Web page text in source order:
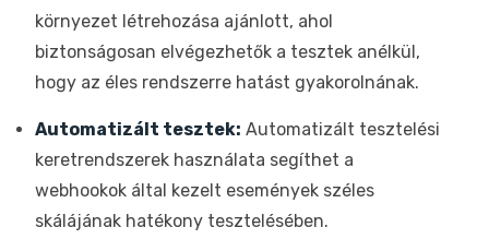
környezet létrehozása ajánlott, ahol
biztonságosan elvégezhetők a tesztek anélkül,
hogy az éles rendszerre hatást gyakorolnának.
Automatizált tesztek: Automatizált tesztelési
keretrendszerek használata segíthet a
webhookok által kezelt események széles
skálájának hatékony tesztelésében.